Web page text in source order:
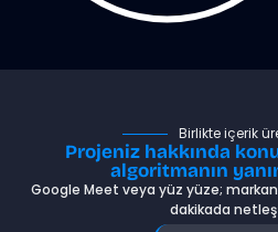
Birlikte içerik
Projeniz hakkında
algoritmanın
Google Meet veya yüz yüze;
dakikada